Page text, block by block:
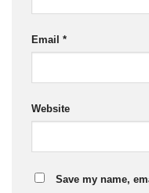
Email *
Website
Save my name,